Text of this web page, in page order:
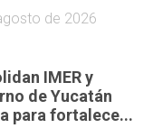
de 2026
IMER y
de Yucatán
para fortalece...